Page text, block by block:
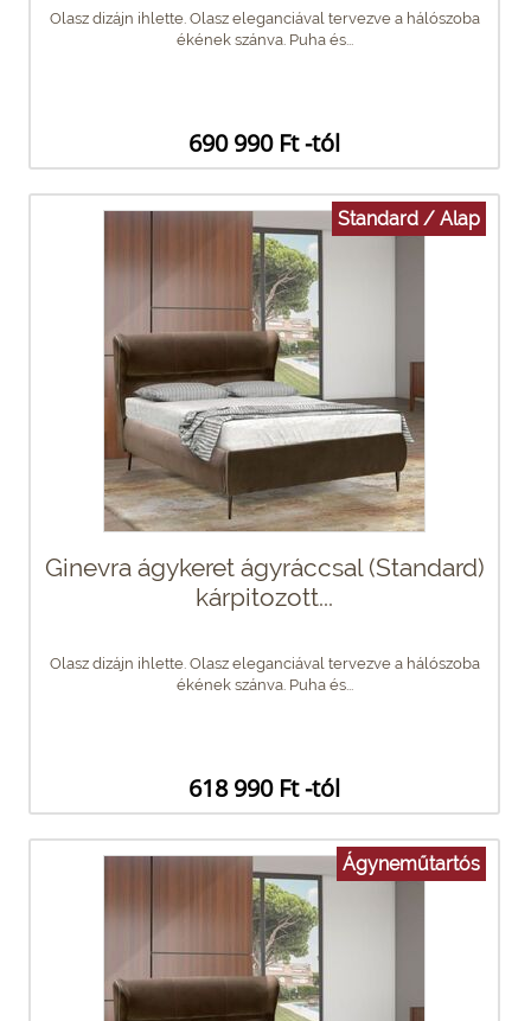
Olasz dizájn ihlette. Olasz eleganciával tervezve a hálószoba
ékének szánva. Puha és...
690 990 Ft -tól
Standard / Alap
Ginevra ágykeret ágyráccsal (Standard)
kárpitozott...
Olasz dizájn ihlette. Olasz eleganciával tervezve a hálószoba
ékének szánva. Puha és...
618 990 Ft -tól
Ágyneműtartós